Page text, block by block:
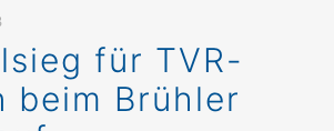
für TVR-
beim Brühler